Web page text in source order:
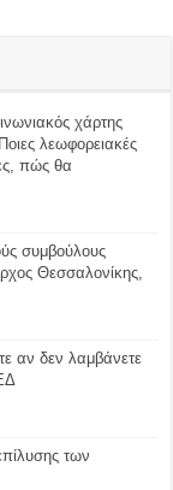
χάρτης
λεωφορειακές
πώς θα
συμβούλους
Θεσσαλονίκης,
αν δεν λαμβάνετε
των